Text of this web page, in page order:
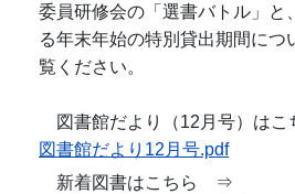
委員研修会の「選書バトル」と
る年末年始の特別貸出期間につ
覧ください。
図書館だより（12月号）は
図書館だより12月号.pdf
新着図書はこちら ⇒